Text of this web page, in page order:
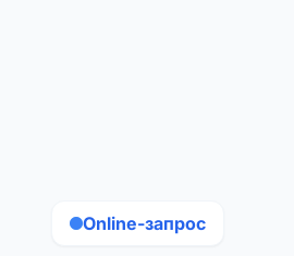
Online-запрос